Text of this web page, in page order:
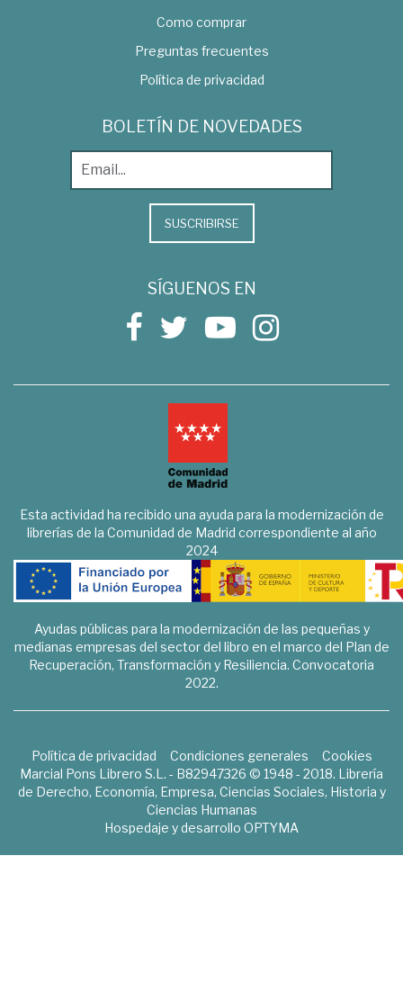
Como comprar
Preguntas frecuentes
Política de privacidad
BOLETÍN DE NOVEDADES
SUSCRIBIRSE
SÍGUENOS EN
Esta actividad ha recibido una ayuda para la modernización de
librerías de la Comunidad de Madrid correspondiente al año
2024
Ayudas públicas para la modernización de las pequeñas y
medianas empresas del sector del libro en el marco del Plan de
Recuperación, Transformación y Resiliencia. Convocatoria
2022.
Política de privacidad Condiciones generales
Cookies
Marcial Pons Librero S.L. - B82947326 © 1948 - 2018. Librería
de Derecho, Economía, Empresa, Ciencias Sociales, Historia y
Ciencias Humanas
Hospedaje y desarrollo OPTYMA